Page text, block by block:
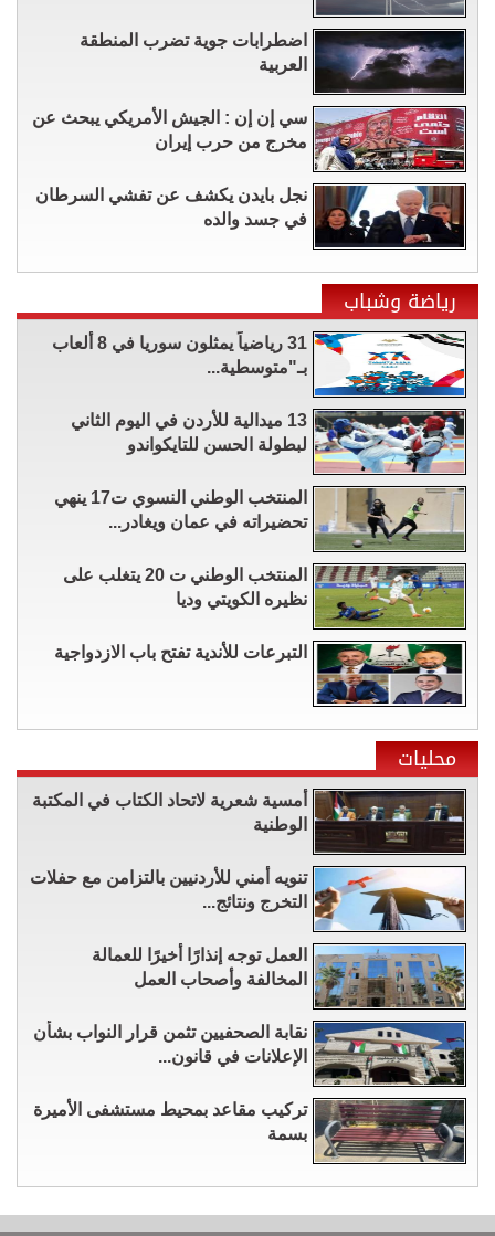
اضطرابات جوية تضرب المنطقة
العربية
سي إن إن : الجيش الأمريكي يبحث عن
مخرج من حرب إيران
نجل بايدن يكشف عن تفشي السرطان
في جسد والده
رياضة وشباب
31 رياضياً يمثلون سوريا في 8 ألعاب
بـ"متوسطية...
13 ميدالية للأردن في اليوم الثاني
لبطولة الحسن للتايكواندو
المنتخب الوطني النسوي ت17 ينهي
تحضيراته في عمان ويغادر...
المنتخب الوطني ت 20 يتغلب على
نظيره الكويتي وديا
التبرعات للأندية تفتح باب الازدواجية
محليات
أمسية شعرية لاتحاد الكتاب في المكتبة
الوطنية
تنويه أمني للأردنيين بالتزامن مع حفلات
التخرج ونتائج...
العمل توجه إنذارًا أخيرًا للعمالة
المخالفة وأصحاب العمل
نقابة الصحفيين تثمن قرار النواب بشأن
الإعلانات في قانون...
تركيب مقاعد بمحيط مستشفى الأميرة
بسمة